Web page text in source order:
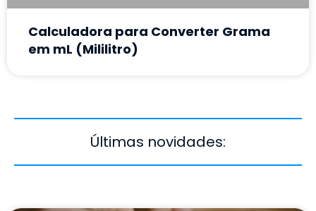
Calculadora para Converter Grama
em mL (Mililitro)
Últimas novidades: